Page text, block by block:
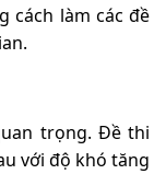
cách làm các đề
trọng. Đề thi
với độ khó tăng